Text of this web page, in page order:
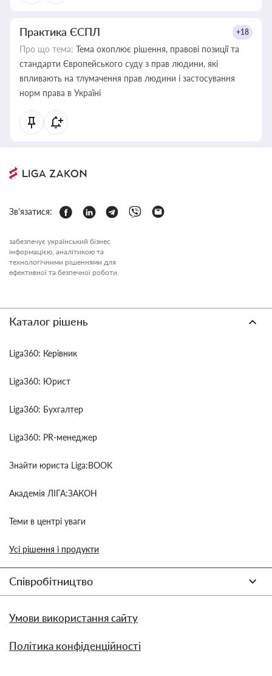
Практика ЄСПЛ +18
Про що тема: Тема охоплює рішення, правові позиції та
стандарти Європейського суду з прав людини, які
впливають на тлумачення прав людини і застосування
норм права в Україні
Зв'язатися:
забезпечує український бізнес
інформацією, аналітикою та
технологічними рішеннями для
ефективної та безпечної роботи.
Каталог рішень
Liga360: Керівник
Liga360: Юрист
Liga360: Бухгалтер
Liga360: PR-менеджер
Знайти юриста Liga:BOOK
Академія ЛІГА:ЗАКОН
Теми в центрі уваги
Усі рішення і продукти
Співробітництво
Умови використання сайту
Політика конфіденційності